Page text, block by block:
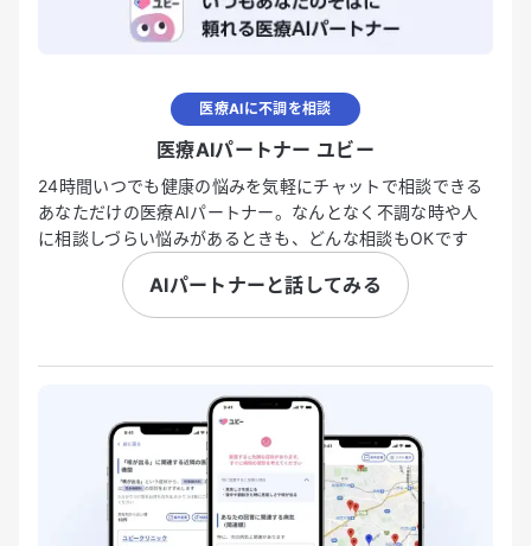
医療AIに不調を相談
医療AIパートナー ユビー
24時間いつでも健康の悩みを気軽にチャットで相談できる
あなただけの医療AIパートナー。なんとなく不調な時や人
に相談しづらい悩みがあるときも、どんな相談もOKです
AIパートナーと話してみる